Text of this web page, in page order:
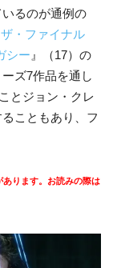
るのが通例の
・ファイナル
シー 』（17）の
ズ7作品を通し
とジョン・クレ
こともあり、フ
ります。お読みの際は